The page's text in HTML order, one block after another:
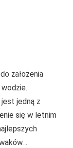
założenia
jedną z
się w letnim